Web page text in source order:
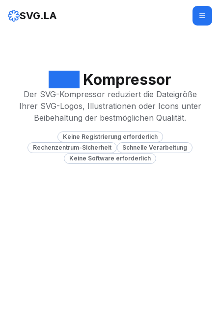
SVG.LA
Kompressor
Der SVG-Kompressor reduziert die Dateigröße
Ihrer SVG-Logos, Illustrationen oder Icons unter
Beibehaltung der bestmöglichen Qualität.
Keine Registrierung erforderlich
Rechenzentrum-Sicherheit
Schnelle Verarbeitung
Keine Software erforderlich